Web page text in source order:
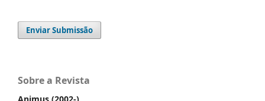
Enviar Submissão
Sobre a Revista
Animus (2002-)